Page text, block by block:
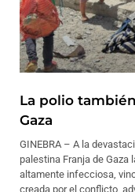
La polio
Gaza
GINEBRA – A la
palestina Franja de Gaza
altamente infecciosa,
creada por el conflicto,